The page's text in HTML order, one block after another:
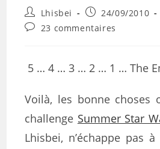
Lhisbei 24/09/2010
23 commentaires
5 … 4 … 3 … 2 … 1 … The
Voilà, les bonne
challenge Summer Star
Lhisbei, n’échappe pas